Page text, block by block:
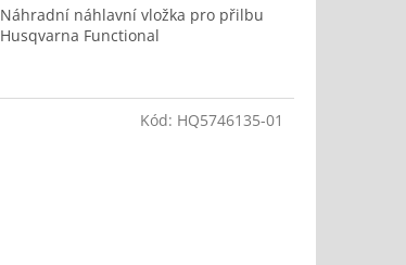
Náhradní náhlavní vložka pro přilbu
Husqvarna Functional
Kód: HQ5746135-01